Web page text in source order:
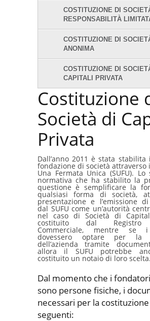
COSTITUZIONE DI
RESPONSABILITÀ
COSTITUZIONE DI
ANONIMA
COSTITUZIONE DI
CAPITALI PRIVATA
Costituzione
Società di
Privata
Dall’anno 2011 è stata stabilita
fondazione di società attraverso
Una Fermata Unica (SUFU). Lo
normativa che ha stabilito la
questione è semplificare la
qualsiasi forma di società,
presentazione e l’emissione
dal SUFU come un’autorità
nel caso di Società di
costituito dal Registro
Commerciale, mentre se
dovessero optare per la
dell’azienda tramite
allora il SUFU potrebbe
costituito un notaio di loro scelta.
Dal momento che i
sono persone fisiche, i
necessari per la
seguenti: